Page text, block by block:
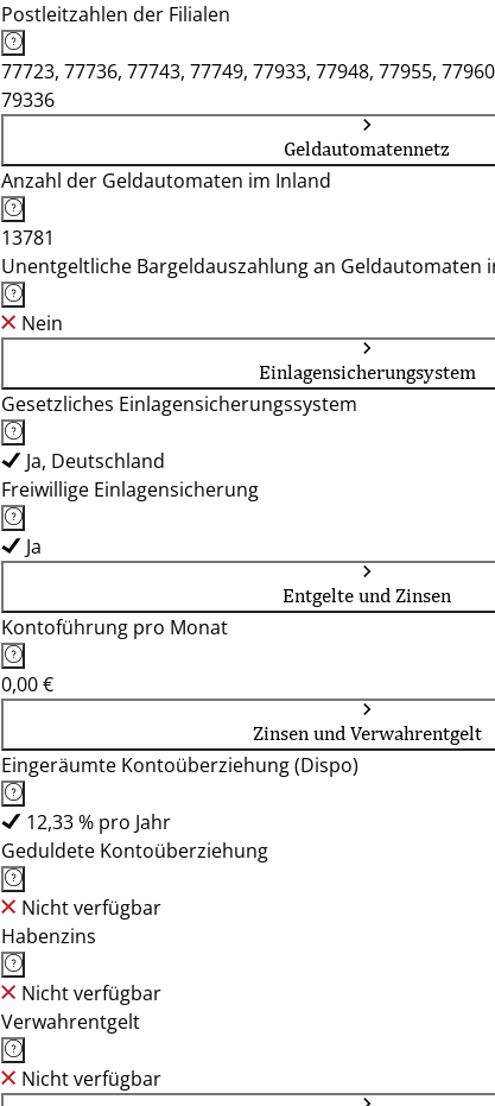
Postleitzahlen der Filialen
77723, 77736, 77743, 77749, 77933, 77948, 77955,
79336
Geldautomatennetz
Anzahl der Geldautomaten im Inland
13781
Unentgeltliche Bargeldauszahlung an Geldautomaten
Nein
Einlagensicherungsystem
Gesetzliches Einlagensicherungssystem
Ja, Deutschland
Freiwillige Einlagensicherung
Ja
Entgelte und Zinsen
Kontoführung pro Monat
0,00 €
Zinsen und Verwahrentgelt
Eingeräumte Kontoüberziehung (Dispo)
12,33 % pro Jahr
Geduldete Kontoüberziehung
Nicht verfügbar
Habenzins
Nicht verfügbar
Verwahrentgelt
Nicht verfügbar